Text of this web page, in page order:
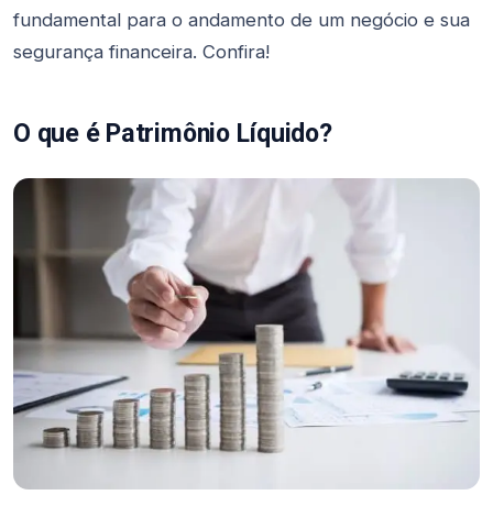
fundamental para o andamento de um negócio e sua
segurança financeira. Confira!
O que é Patrimônio Líquido?